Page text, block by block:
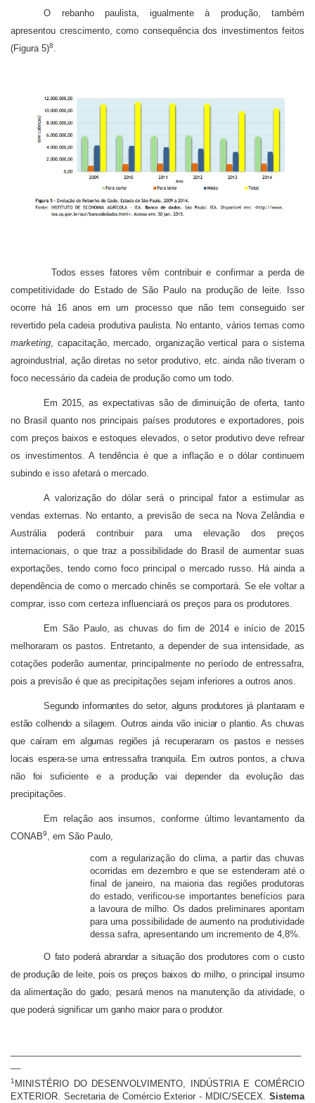
O rebanho paulista, igualmente à produção, também
apresentou crescimento, como consequência dos investimentos feitos
(Figura 5)8.
Todos esses fatores vêm contribuir e confirmar a perda de
competitividade do Estado de São Paulo na produção de leite. Isso
ocorre há 16 anos em um processo que não tem conseguido ser
revertido pela cadeia produtiva paulista. No entanto, vários temas como
marketing, capacitação, mercado, organização vertical para o sistema
agroindustrial, ação diretas no setor produtivo, etc. ainda não tiveram o
foco necessário da cadeia de produção como um todo.
Em 2015, as expectativas são de diminuição de oferta, tanto
no Brasil quanto nos principais países produtores e exportadores, pois
com preços baixos e estoques elevados, o setor produtivo deve refrear
os investimentos. A tendência é que a inflação e o dólar continuem
subindo e isso afetará o mercado.
A valorização do dólar será o principal fator a estimular as
vendas externas. No entanto, a previsão de seca na Nova Zelândia e
Austrália poderá contribuir para uma elevação dos preços
internacionais, o que traz a possibilidade do Brasil de aumentar suas
exportações, tendo como foco principal o mercado russo. Há ainda a
dependência de como o mercado chinês se comportará. Se ele voltar a
comprar, isso com certeza influenciará os preços para os produtores.
Em São Paulo, as chuvas do fim de 2014 e início de 2015
melhoraram os pastos. Entretanto, a depender de sua intensidade, as
cotações poderão aumentar, principalmente no período de entressafra,
pois a previsão é que as precipitações sejam inferiores a outros anos.
Segundo informantes do setor, alguns produtores já plantaram e
estão colhendo a silagem. Outros ainda vão iniciar o plantio. As chuvas
que caíram em algumas regiões já recuperaram os pastos e nesses
locais espera-se uma entressafra tranquila. Em outros pontos, a chuva
não foi suficiente e a produção vai depender da evolução das
precipitações.
Em relação aos insumos, conforme último levantamento da
CONAB9, em São Paulo,
com a regularização do clima, a partir das chuvas
ocorridas em dezembro e que se estenderam até o
final de janeiro, na maioria das regiões produtoras
do estado, verificou-se importantes benefícios para
a lavoura de milho. Os dados preliminares apontam
para uma possibilidade de aumento na produtividade
dessa safra, apresentando um incremento de 4,8%.
O fato poderá abrandar a situação dos produtores com o custo
de produção de leite, pois os preços baixos do milho, o principal insumo
da alimentação do gado, pesará menos na manutenção da atividade, o
que poderá significar um ganho maior para o produtor.
1 MINISTÉRIO DO DESENVOLVIMENTO, INDÚSTRIA E COMÉRCIO
EXTERIOR. Secretaria de Comércio Exterior - MDIC/SECEX. Sistema